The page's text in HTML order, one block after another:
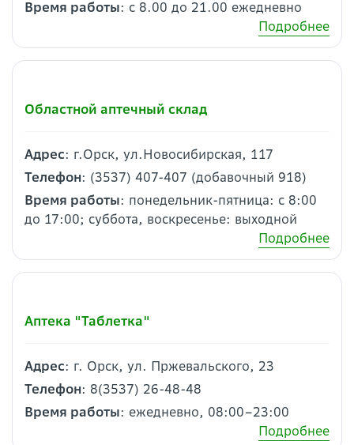
Время работы: с 8.00 до 21.00 ежедневно
Подробнее
Областной аптечный склад
Адрес: г.Орск, ул.Новосибирская, 117
Телефон: (3537) 407-407 (добавочный 918)
Время работы: понедельник-пятница: с 8:00
до 17:00; суббота, воскресенье: выходной
Подробнее
Аптека "Таблетка"
Адрес: г. Орск, ул. Пржевальского, 23
Телефон: 8(3537) 26-48-48
Время работы: ежедневно, 08:00–23:00
Подробнее